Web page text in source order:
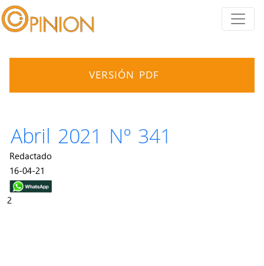
VERSIÓN PDF
Abril 2021 Nº 341
Redactado
16-04-21
2